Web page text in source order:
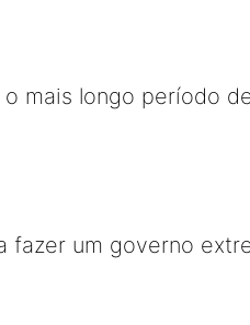
mais longo período
fazer um governo